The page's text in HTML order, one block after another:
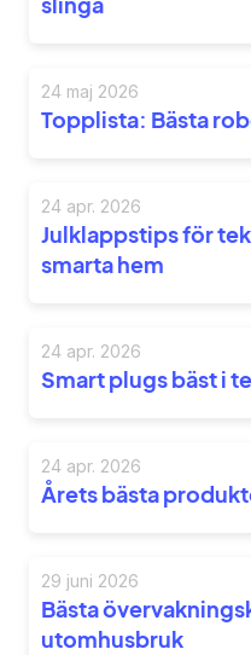
24 maj 2026
Topplista: Bästa
24 apr. 2026
Julklappstips för
smarta hem
24 apr. 2026
Smart plugs bäst i
24 apr. 2026
Årets bästa
29 juni 2026
Bästa
utomhusbruk